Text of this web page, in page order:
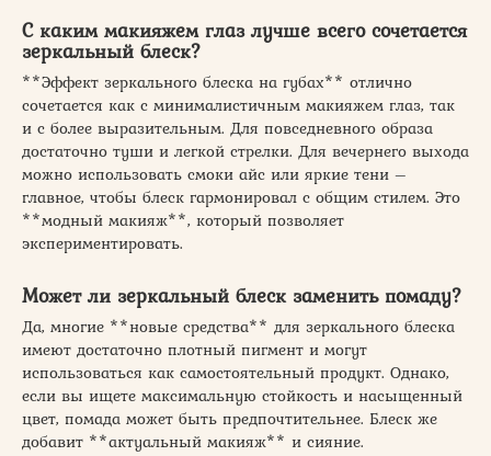
С каким макияжем глаз лучше всего сочетается
зеркальный блеск?
**Эффект зеркального блеска на губах** отлично
сочетается как с минималистичным макияжем глаз, так
и с более выразительным. Для повседневного образа
достаточно туши и легкой стрелки. Для вечернего выхода
можно использовать смоки айс или яркие тени –
главное, чтобы блеск гармонировал с общим стилем. Это
**модный макияж**, который позволяет
экспериментировать.
Может ли зеркальный блеск заменить помаду?
Да, многие **новые средства** для зеркального блеска
имеют достаточно плотный пигмент и могут
использоваться как самостоятельный продукт. Однако,
если вы ищете максимальную стойкость и насыщенный
цвет, помада может быть предпочтительнее. Блеск же
добавит **актуальный макияж** и сияние.